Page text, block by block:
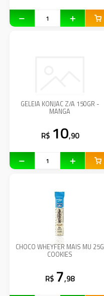
GELEIA KONJAC Z/A 150GR -
MANGA
R$ 10,90
CHOCO WHEYFER MAIS MU 25G
COOKIES
R$ 7,98